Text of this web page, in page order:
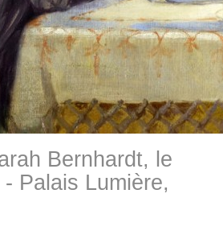
Bernhardt, le
Palais Lumière,